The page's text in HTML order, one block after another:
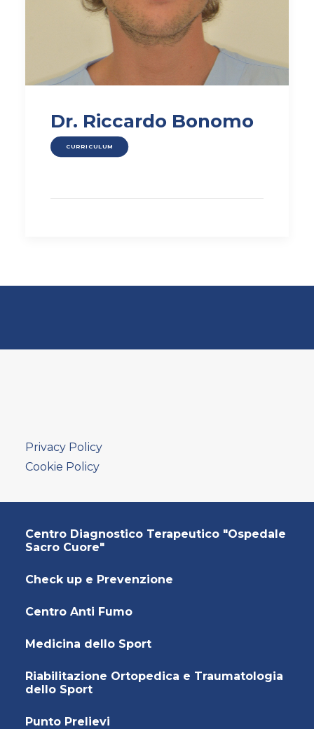
Dr. Riccardo Bonomo
CURRICULUM
Privacy Policy
Cookie Policy
Centro Diagnostico Terapeutico "Ospedale
Sacro Cuore"
Check up e Prevenzione
Centro Anti Fumo
Medicina dello Sport
Riabilitazione Ortopedica e Traumatologia
dello Sport
Punto Prelievi